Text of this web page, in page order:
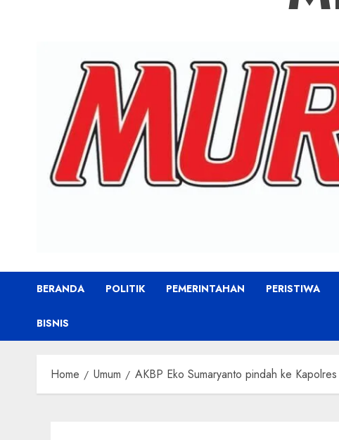
BERANDA POLITIK PEMERINTAHAN PERISTIWA
BISNIS
Home Umum AKBP Eko Sumaryanto pindah ke